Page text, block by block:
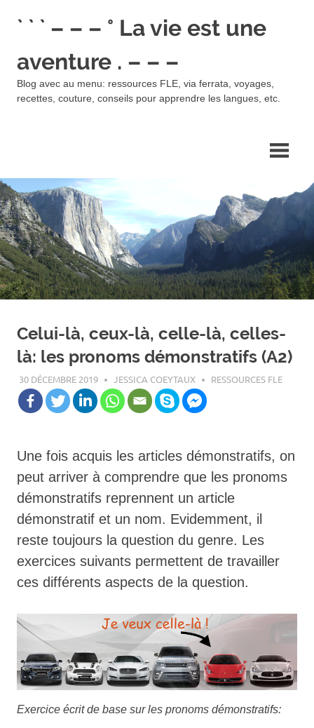
` ` ` – – – ° La vie est une
aventure . – – –
Blog avec au menu: ressources FLE, via ferrata, voyages,
recettes, couture, conseils pour apprendre les langues, etc.
Celui-là, ceux-là, celle-là, celles-
là: les pronoms démonstratifs (A2)
30 DÉCEMBRE 2019 JESSICA COEYTAUX RESSOURCES FLE
Une fois acquis les articles démonstratifs, on
peut arriver à comprendre que les pronoms
démonstratifs reprennent un article
démonstratif et un nom. Evidemment, il
reste toujours la question du genre. Les
exercices suivants permettent de travailler
ces différents aspects de la question.
Exercice écrit de base sur les pronoms démonstratifs: